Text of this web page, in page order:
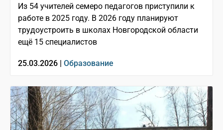
Из 54 учителей семеро педагогов приступили к
работе в 2025 году. В 2026 году планируют
трудоустроить в школах Новгородской области
ещё 15 специалистов
25.03.2026 | Образование